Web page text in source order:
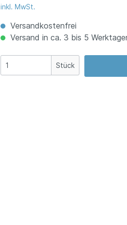
inkl. MwSt.
Versandkostenfrei
Versand in ca. 3 bis 5
Stück